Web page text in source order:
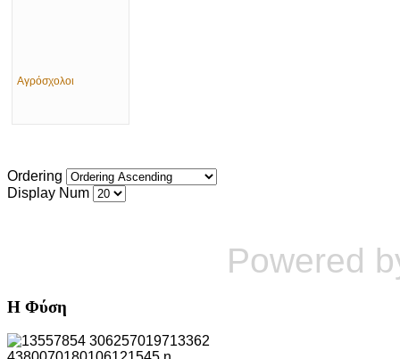
Αγρόσχολοι
Ordering
Display Num
Powered
Η Φύση